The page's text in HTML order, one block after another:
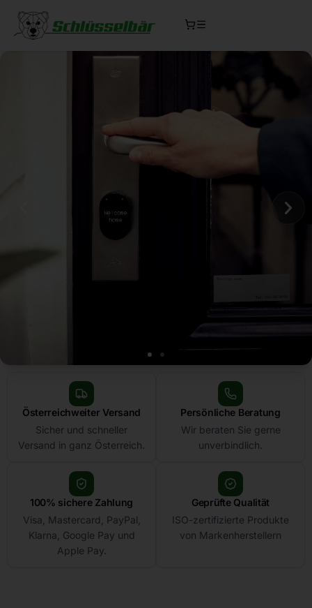
Sicherheitsprodukte aus
Österreich online kaufen
Sie suchen einen Tresor, einen Schließzylinder oder ein Smart Lock
und möchten sicher sein, dass alles wirklich zu Ihrer Situation passt?
Zahlung, schneller Versand mit über 15 Jahren Erfahrung.
Produkte ansehen
Österreichweiter Versand
Sicher und schneller
Versand in ganz Österreich.
Persönliche Beratung
Wir beraten Sie gerne
unverbindlich.
100% sichere Zahlung
Visa, Mastercard, PayPal,
Klarna, Google Pay und
Apple Pay.
Geprüfte Qualität
ISO-zertifizierte Produkte
von Markenherstellern